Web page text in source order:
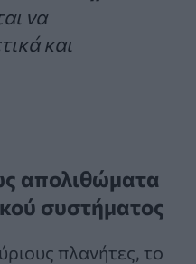
να
και
απολιθώματα
συστήματος
πλανήτες, το